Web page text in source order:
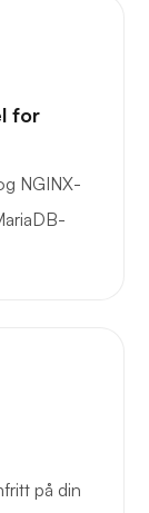
for
NGINX-
på din